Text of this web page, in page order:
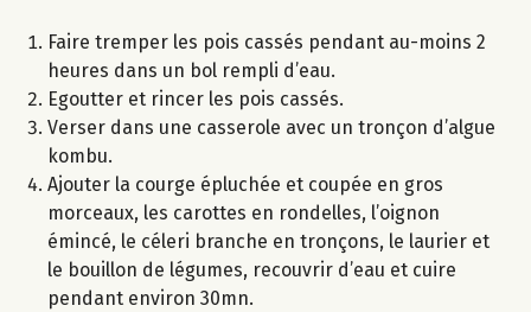
Faire tremper les pois cassés pendant au-moins 2
heures dans un bol rempli d’eau.
Egoutter et rincer les pois cassés.
Verser dans une casserole avec un tronçon d’algue
kombu.
Ajouter la courge épluchée et coupée en gros
morceaux, les carottes en rondelles, l’oignon
émincé, le céleri branche en tronçons, le laurier et
le bouillon de légumes, recouvrir d’eau et cuire
pendant environ 30mn.